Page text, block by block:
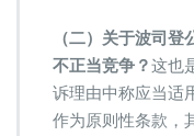
（二）关于波司
不正当竞争？这也
诉理由中称应当适
作为原则性条款，